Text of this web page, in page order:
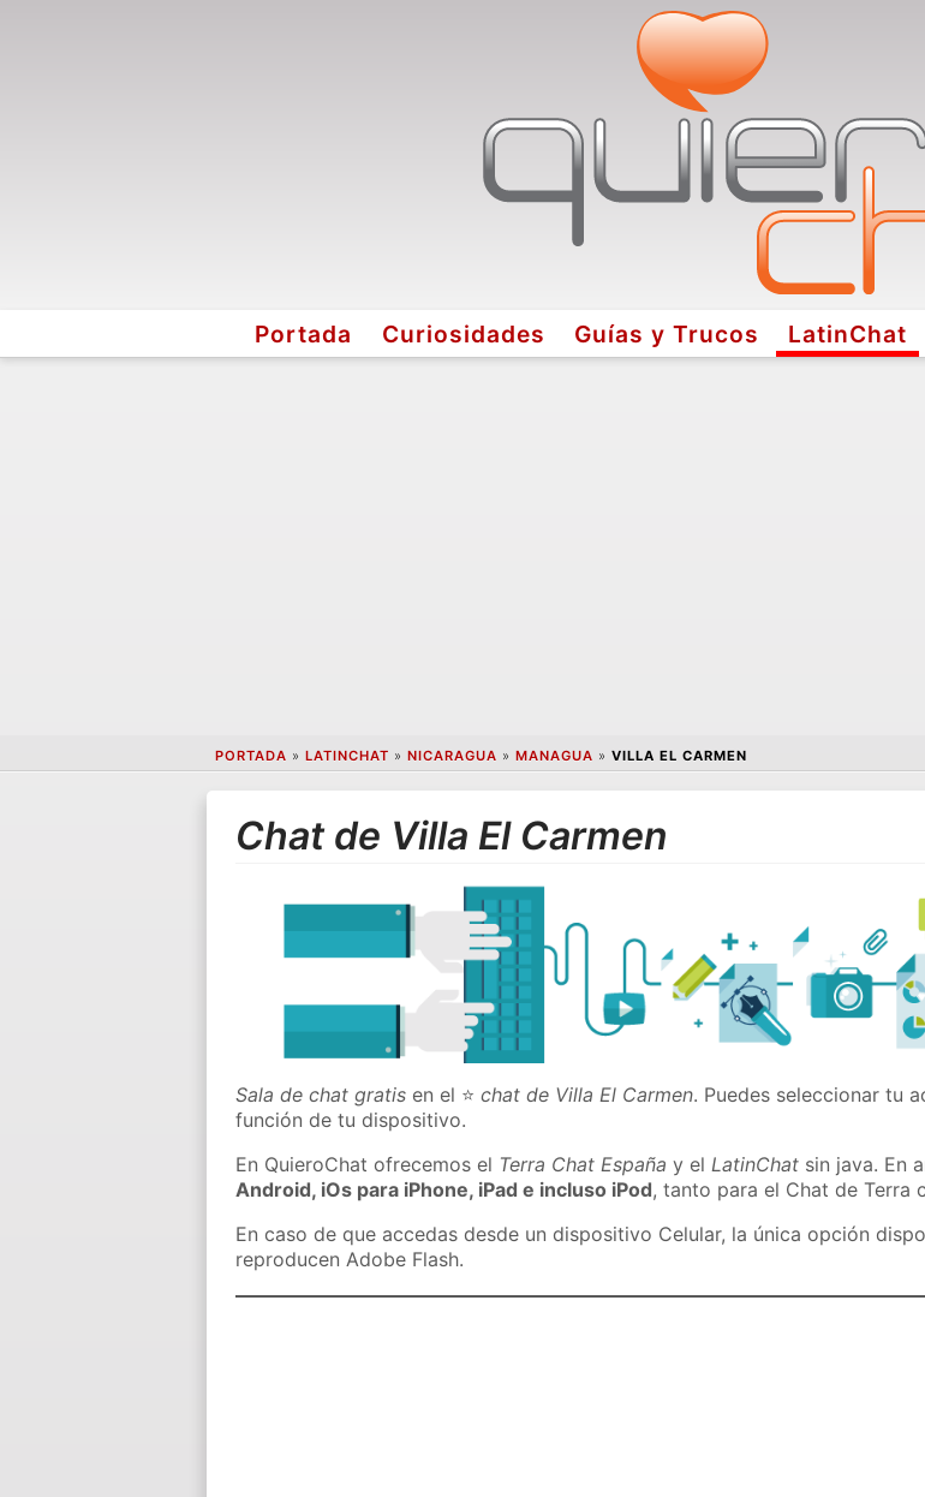
Portada Curiosidades Guías y Trucos LatinChat
PORTADA » LATINCHAT » NICARAGUA » MANAGUA » VILLA EL CARMEN
Chat de Villa El Carmen
Sala de chat gratis en el ⭐chat de Villa El Carmen. Puedes seleccionar tu
función de tu dispositivo.
En QuieroChat ofrecemos el Terra Chat España y elLatinChat sin java. En
Android, iOs para iPhone, iPad e incluso iPod, tanto para el Chat de Terra
En caso de que accedas desde un dispositivo Celular, la única opción
reproducen Adobe Flash.